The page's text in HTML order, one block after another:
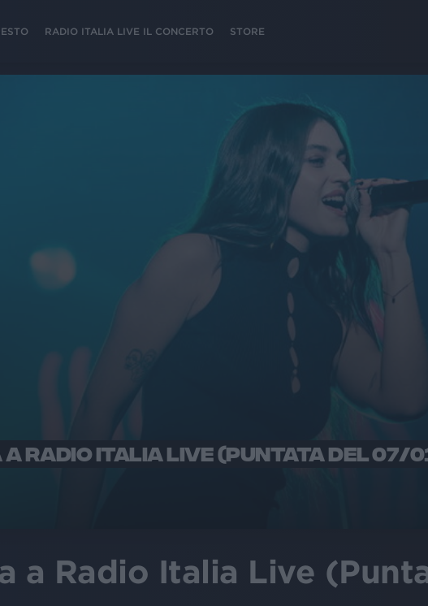
RADIO ITALIA LIVE IL CONCERTO STORE
A RADIO ITALIA LIVE (PUNTATA DEL 07/
a Radio Italia Live